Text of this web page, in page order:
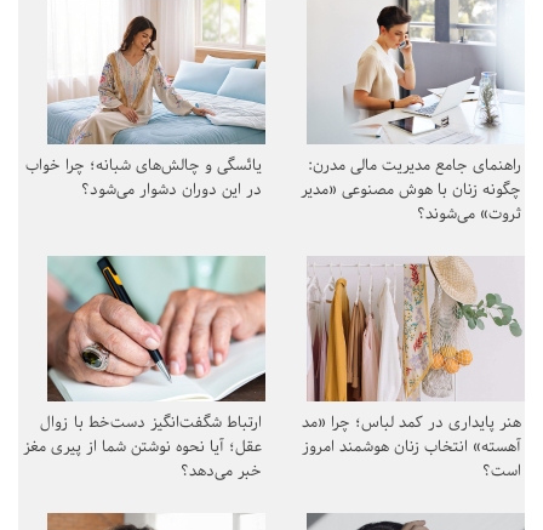
راهنمای جامع مدیریت مالی مدرن:
چگونه زنان با هوش مصنوعی «مدیر
ثروت» می‌شوند؟
یائسگی و چالش‌های شبانه؛ چرا خواب
در این دوران دشوار می‌شود؟
هنر پایداری در کمد لباس؛ چرا «مد
آهسته» انتخاب زنان هوشمند امروز
است؟
ارتباط شگفت‌انگیز دست‌خط با زوال
عقل؛ آیا نحوه نوشتن شما از پیری مغز
خبر می‌دهد؟